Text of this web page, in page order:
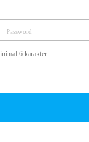
Password
6 karakter